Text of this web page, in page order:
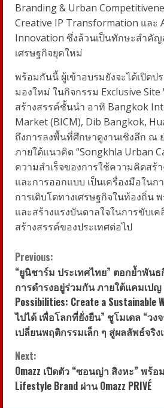
Branding & Urban
Creative IP Transformation และ
Innovation ซึ่งล้วนเป็นทักษะสำคั
เศรษฐกิจยุคใหม่
พร้อมกันนี้ ผู้เข้าอบรมยังจะได้เปิด
มองใหม่ ในกิจกรรม Exclusive
สร้างสรรค์ชั้นนำ อาทิ Bangkok
Market (BICM), Dib Bangkok,
ถึงการลงพื้นที่ศึกษาดูงานเชิงลึก ณ
ภายใต้แนวคิด “Songkhla Urban
ความสำเร็จของการใช้ความคิดสร้
และการออกแบบ เป็นเครื่องมือในก
การเติบโตทางเศรษฐกิจในท้องถิ่น
และสร้างแรงบันดาลใจในการขับเค
สร้างสรรค์ของประเทศต่อไป
C
o
n
t
i
n
Previous:
“ยูนิชาร์ม ประเทศไทย” ตอกย้ำพัน
การดำรงอยู่ร่วมกัน ภายใต้แคมเปญ
Possibilities: Create a Sustainable
ไปได้ เพื่อโลกที่ยั่งยืน” ชูโมเดล “วง
เปลี่ยนพฤติกรรมเล็ก ๆ สู่ผลลัพธ์จริง
Next:
Omazz เปิดตัว “ซอนญ่า สิงหะ” พร้อ
Lifestyle Brand ผ่าน Omazz PRIVÉ